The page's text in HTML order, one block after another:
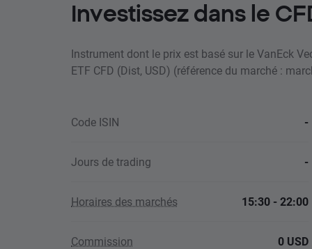
Investissez dans le
Instrument dont le prix est basé sur le VanEck
ETF CFD (Dist, USD) (référence du marché :
Code ISIN -
Jours de trading -
Horaires des marchés 15:30 - 22:00
Commission 0 USD